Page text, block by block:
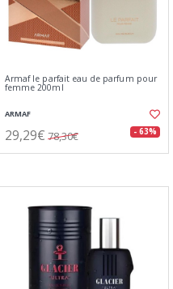
Armaf le parfait eau de parfum pour
femme 200ml
ARMAF
29,29€ 78,30€ - 63%